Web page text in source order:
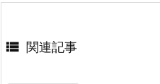
 関連記事